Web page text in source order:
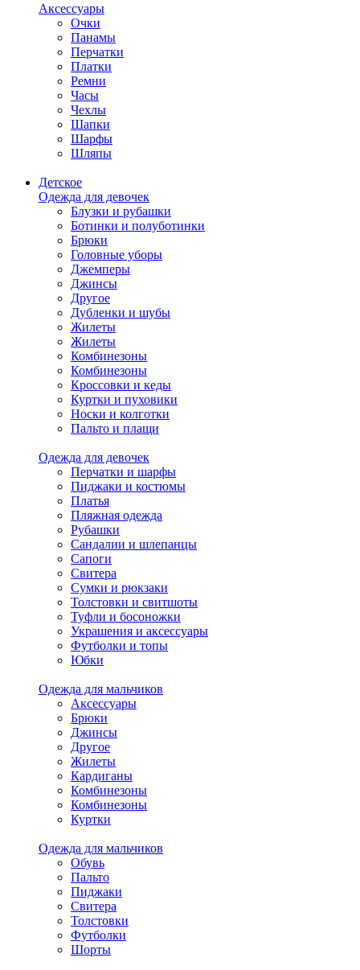
Аксессуары
Очки
Панамы
Перчатки
Платки
Ремни
Часы
Чехлы
Шапки
Шарфы
Шляпы
Детское
Одежда для девочек
Блузки и рубашки
Ботинки и полуботинки
Брюки
Головные уборы
Джемперы
Джинсы
Другое
Дубленки и шубы
Жилеты
Жилеты
Комбинезоны
Комбинезоны
Кроссовки и кеды
Куртки и пуховики
Носки и колготки
Пальто и плащи
Одежда для девочек
Перчатки и шарфы
Пиджаки и костюмы
Платья
Пляжная одежда
Рубашки
Сандалии и шлепанцы
Сапоги
Свитера
Сумки и рюкзаки
Толстовки и свитшоты
Туфли и босоножки
Украшения и аксессуары
Футболки и топы
Юбки
Одежда для мальчиков
Аксессуары
Брюки
Джинсы
Другое
Жилеты
Кардиганы
Комбинезоны
Комбинезоны
Куртки
Одежда для мальчиков
Обувь
Пальто
Пиджаки
Свитера
Толстовки
Футболки
Шорты